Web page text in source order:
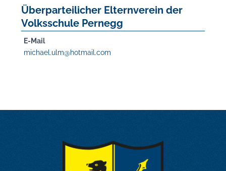
Überparteilicher Elternverein der
Volksschule Pernegg
E-Mail
michael.ulm@hotmail.com